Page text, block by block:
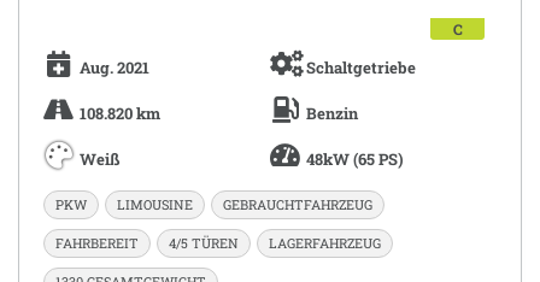
Aug. 2021 Schaltgetriebe
108.820 km Benzin
Weiß 48kW (65 PS)
C
PKW LIMOUSINE GEBRAUCHTFAHRZEUG
FAHRBEREIT 4/5 TÜREN LAGERFAHRZEUG